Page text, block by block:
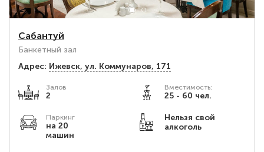
Сабантуй
Банкетный зал
Адрес: Ижевск, ул. Коммунаров, 171
Залов
2
Вместимость:
25 - 60 чел.
Паркинг
на 20
машин
Нельзя свой
алкоголь